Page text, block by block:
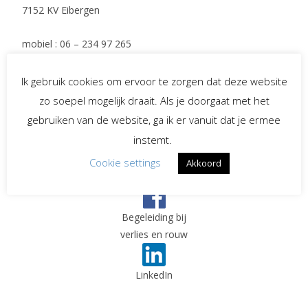
7152 KV Eibergen
mobiel : 06 – 234 97 265
Social Media
Spreekster bij uitvaarten
Begeleiding bij
verlies en rouw
LinkedIn
Ik gebruik cookies om ervoor te zorgen dat deze website
zo soepel mogelijk draait. Als je doorgaat met het
gebruiken van de website, ga ik er vanuit dat je ermee
instemt.
Cookie settings
Akkoord